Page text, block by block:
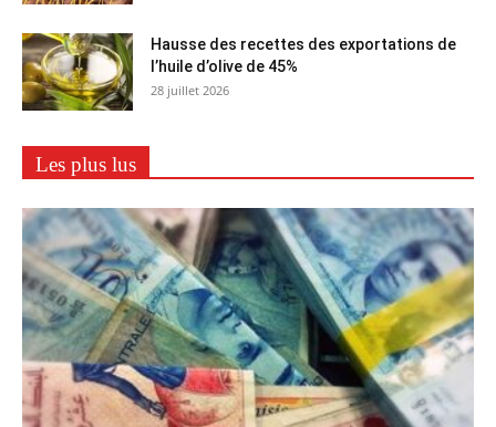
Hausse des recettes des exportations de
l’huile d’olive de 45%
28 juillet 2026
Les plus lus